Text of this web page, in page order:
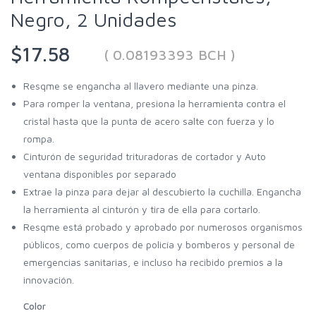
Negro, 2 Unidades
$17.58
( 0.08193393 BCH )
Resqme se engancha al llavero mediante una pinza.
Para romper la ventana, presiona la herramienta contra el
cristal hasta que la punta de acero salte con fuerza y lo
rompa.
Cinturón de seguridad trituradoras de cortador y Auto
ventana disponibles por separado
Extrae la pinza para dejar al descubierto la cuchilla. Engancha
la herramienta al cinturón y tira de ella para cortarlo.
Resqme está probado y aprobado por numerosos organismos
públicos, como cuerpos de policía y bomberos y personal de
emergencias sanitarias, e incluso ha recibido premios a la
innovación.
Color